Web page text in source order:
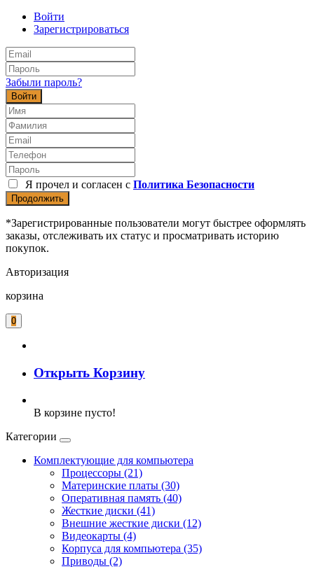
Войти
Зарегистрироваться
Забыли пароль?
Войти
Я прочел и согласен с Политика Безопасности
Продолжить
*Зарегистрированные пользователи могут быстрее оформлять
заказы, отслеживать их статус и просматривать историю
покупок.
Авторизация
корзина
0
Открыть Корзину
В корзине пусто!
Категории
Комплектующие для компьютера
Процессоры (21)
Материнские платы (30)
Оперативная память (40)
Жесткие диски (41)
Внешние жесткие диски (12)
Видеокарты (4)
Корпуса для компьютера (35)
Приводы (2)